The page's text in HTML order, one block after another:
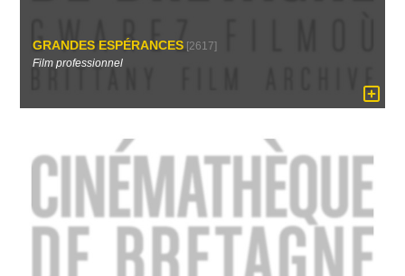
GRANDES ESPÉRANCES[2617]
Film professionnel